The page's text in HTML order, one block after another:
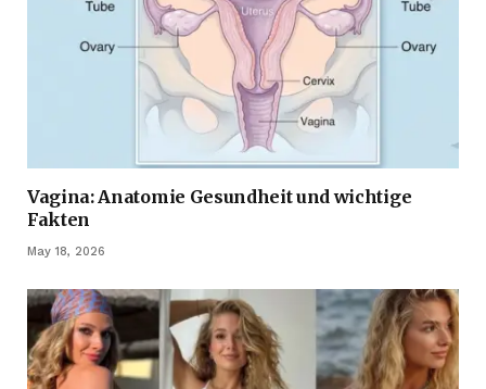
Vagina: Anatomie Gesundheit und wichtige
Fakten
May 18, 2026